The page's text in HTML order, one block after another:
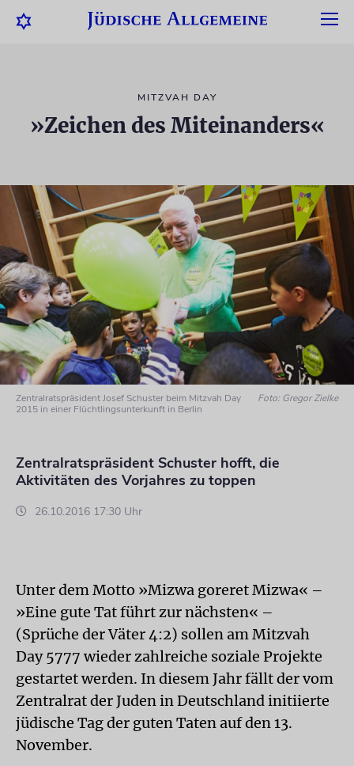
MITZVAH DAY
»Zeichen des Miteinanders«
Zentralratspräsident Josef Schuster beim Mitzvah Day
2015 in einer Flüchtlingsunterkunft in Berlin
Foto: Gregor Zielke
Zentralratspräsident Schuster hofft, die
Aktivitäten des Vorjahres zu toppen
26.10.2016 17:30 Uhr
Unter dem Motto »Mizwa goreret Mizwa« –
»Eine gute Tat führt zur nächsten« –
(Sprüche der Väter 4:2) sollen am Mitzvah
Day 5777 wieder zahlreiche soziale Projekte
gestartet werden. In diesem Jahr fällt der vom
Zentralrat der Juden in Deutschland initiierte
jüdische Tag der guten Taten auf den 13.
November.